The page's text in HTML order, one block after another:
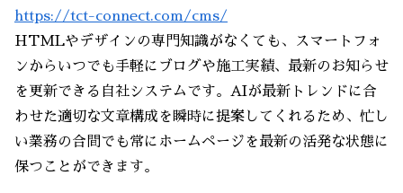
https://tct-connect.com/cms/
HTMLやデザインの専門知識がなくても、スマートフォ
ンからいつでも手軽にブログや施工実績、最新のお知らせ
を更新できる自社システムです。AIが最新トレンドに合
わせた適切な文章構成を瞬時に提案してくれるため、忙し
い業務の合間でも常にホームページを最新の活発な状態に
保つことができます。